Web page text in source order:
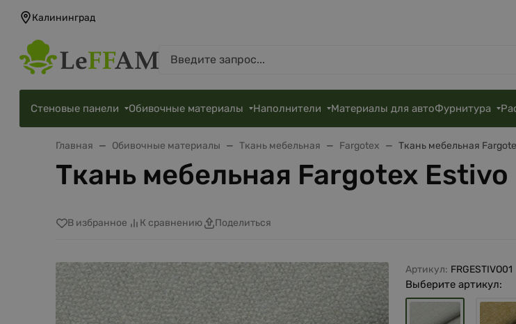
Калининград
Стеновые панели Обивочные материалы Наполнители Материалы для автоФурнитура
Главная Обивочные материалы Ткань мебельная Fargotex Ткань мебельная
Ткань мебельная Fargotex Estivo
В избранное К сравнению Поделиться
Артикул: FRGESTIVO01
Выберите артикул: